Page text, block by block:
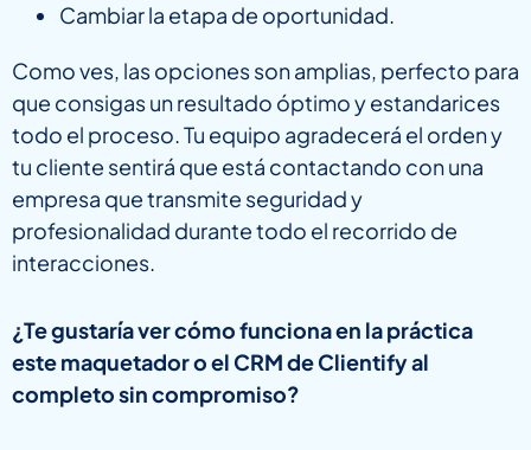
Cambiar la etapa de oportunidad.
Como ves, las opciones son amplias, perfecto para
que consigas un resultado óptimo y estandarices
todo el proceso. Tu equipo agradecerá el orden y
tu cliente sentirá que está contactando con una
empresa que transmite seguridad y
profesionalidad durante todo el recorrido de
interacciones.
¿Te gustaría ver cómo funciona en la práctica
este maquetador o el CRM de Clientify al
completo sin compromiso?